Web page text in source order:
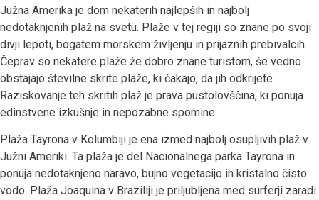
Južna Amerika je dom nekaterih najlepših in najbolj
nedotaknjenih plaž na svetu. Plaže v tej regiji so znane po svoji
divji lepoti, bogatem morskem življenju in prijaznih prebivalcih.
Čeprav so nekatere plaže že dobro znane turistom, še vedno
obstajajo številne skrite plaže, ki čakajo, da jih odkrijete.
Raziskovanje teh skritih plaž je prava pustolovščina, ki ponuja
edinstvene izkušnje in nepozabne spomine.
Plaža Tayrona v Kolumbiji je ena izmed najbolj osupljivih plaž v
Južni Ameriki. Ta plaža je del Nacionalnega parka Tayrona in
ponuja nedotaknjeno naravo, bujno vegetacijo in kristalno čisto
vodo. Plaža Joaquina v Braziliji je priljubljena med surferji zaradi